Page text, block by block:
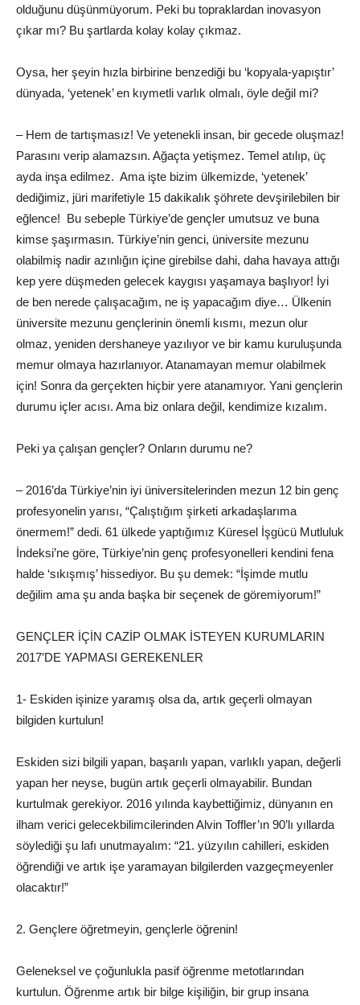
olduğunu düşünmüyorum. Peki bu topraklardan inovasyon
çıkar mı? Bu şartlarda kolay kolay çıkmaz.
Oysa, her şeyin hızla birbirine benzediği bu ‘kopyala-yapıştır’
dünyada, ‘yetenek’ en kıymetli varlık olmalı, öyle değil mi?
– Hem de tartışmasız! Ve yetenekli insan, bir gecede oluşmaz!
Parasını verip alamazsın. Ağaçta yetişmez. Temel atılıp, üç
ayda inşa edilmez. Ama işte bizim ülkemizde, ‘yetenek’
dediğimiz, jüri marifetiyle 15 dakikalık şöhrete devşirilebilen bir
eğlence! Bu sebeple Türkiye’de gençler umutsuz ve buna
kimse şaşırmasın. Türkiye’nin genci, üniversite mezunu
olabilmiş nadir azınlığın içine girebilse dahi, daha havaya attığı
kep yere düşmeden gelecek kaygısı yaşamaya başlıyor! İyi
de ben nerede çalışacağım, ne iş yapacağım diye… Ülkenin
üniversite mezunu gençlerinin önemli kısmı, mezun olur
olmaz, yeniden dershaneye yazılıyor ve bir kamu kuruluşunda
memur olmaya hazırlanıyor. Atanamayan memur olabilmek
için! Sonra da gerçekten hiçbir yere atanamıyor. Yani gençlerin
durumu içler acısı. Ama biz onlara değil, kendimize kızalım.
Peki ya çalışan gençler? Onların durumu ne?
– 2016’da Türkiye’nin iyi üniversitelerinden mezun 12 bin genç
profesyonelin yarısı, “Çalıştığım şirketi arkadaşlarıma
önermem!” dedi. 61 ülkede yaptığımız Küresel İşgücü Mutluluk
İndeksi’ne göre, Türkiye’nin genç profesyonelleri kendini fena
halde ‘sıkışmış’ hissediyor. Bu şu demek: “İşimde mutlu
değilim ama şu anda başka bir seçenek de göremiyorum!”
GENÇLER İÇİN CAZİP OLMAK İSTEYEN KURUMLARIN
2017’DE YAPMASI GEREKENLER
1- Eskiden işinize yaramış olsa da, artık geçerli olmayan
bilgiden kurtulun!
Eskiden sizi bilgili yapan, başarılı yapan, varlıklı yapan, değerli
yapan her neyse, bugün artık geçerli olmayabilir. Bundan
kurtulmak gerekiyor. 2016 yılında kaybettiğimiz, dünyanın en
ilham verici gelecekbilimcilerinden Alvin Toffler’ın 90’lı yıllarda
söylediği şu lafı unutmayalım: “21. yüzyılın cahilleri, eskiden
öğrendiği ve artık işe yaramayan bilgilerden vazgeçmeyenler
olacaktır!”
2. Gençlere öğretmeyin, gençlerle öğrenin!
Geleneksel ve çoğunlukla pasif öğrenme metotlarından
kurtulun. Öğrenme artık bir bilge kişiliğin, bir grup insana